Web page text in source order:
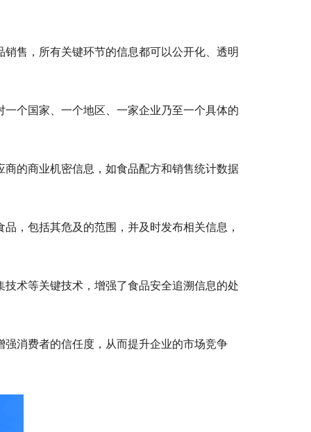
售，所有关键环节的信息都可以公开化、透明
个国家、一个地区、一家企业乃至一个具体的
的商业机密信息，如食品配方和销售统计数据
，包括其危及的范围，并及时发布相关信息，
术等关键技术，增强了食品安全追溯信息的处
消费者的信任度，从而提升企业的市场竞争